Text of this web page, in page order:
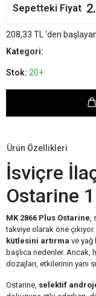
Sepetteki Fiyat
208,33 TL 'den
Kategori:
Stok: 20+
Ürün Özellikleri
İsviçre
Ostarine
MK 2866 Plus Ostarine
takviye olarak öne
kütlesini artırma ve yağ
başlıca nedenler. Ancak,
dozajları, etkilerinin yanı
Ostarine, selektif